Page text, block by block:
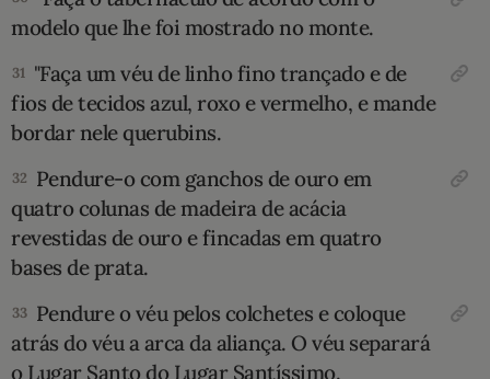
modelo que lhe foi mostrado no monte.
31 "Faça um véu de linho fino trançado e de
fios de tecidos azul, roxo e vermelho, e man­de
bordar nele querubins.
32 Pendure-o com gan­chos de ouro em
quatro colunas de madeira de acácia
revestidas de ouro e fincadas em quatro
bases de prata.
33 Pen­dure o véu pelos colchetes e coloque
atrás do véu a arca da aliança. O véu separará
o Lugar Santo do Lugar Santíssimo.